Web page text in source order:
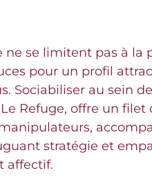
se limitent pas à
pour un profil
Sociabiliser au sein
Refuge, offre un
stratégie et
affectif.